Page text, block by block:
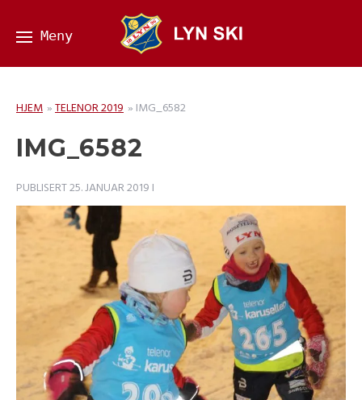
HJEM »TELENOR 2019 » IMG_6582
IMG_6582
PUBLISERT25. JANUAR 2019 I